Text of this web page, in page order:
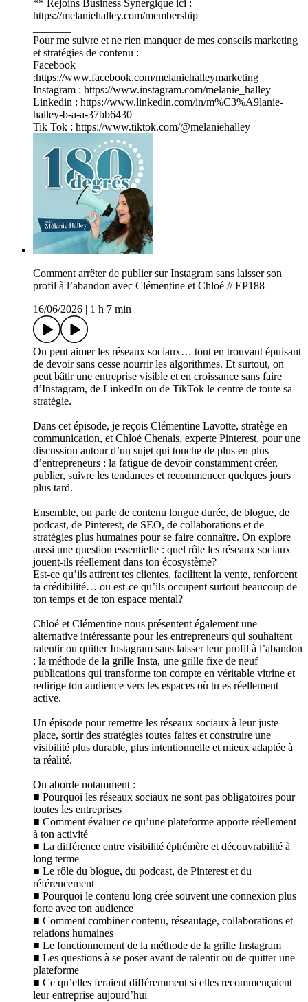
** Rejoins Business Synergique ici :
⁠⁠⁠https://melaniehalley.com/membership ⁠⁠⁠
Pour me suivre et ne rien manquer de mes conseils marketing
et stratégies de contenu :
Facebook
:⁠⁠⁠⁠⁠⁠⁠⁠⁠⁠⁠⁠⁠⁠⁠⁠⁠⁠⁠⁠⁠⁠⁠⁠⁠⁠⁠⁠⁠⁠⁠⁠⁠⁠⁠⁠⁠⁠⁠⁠https://www.facebook.com/melaniehalleymarketing⁠⁠⁠⁠⁠⁠⁠⁠⁠⁠⁠⁠⁠⁠⁠⁠⁠⁠⁠⁠⁠⁠⁠⁠⁠⁠⁠⁠⁠⁠⁠⁠⁠⁠⁠⁠⁠⁠⁠⁠
Instagram : ⁠⁠⁠⁠⁠⁠⁠⁠⁠⁠⁠⁠⁠⁠⁠⁠⁠⁠⁠⁠⁠⁠⁠⁠⁠⁠⁠⁠⁠⁠⁠⁠⁠⁠⁠⁠⁠⁠⁠⁠https://www.instagram.com/melanie_halley⁠⁠⁠⁠⁠⁠⁠⁠⁠⁠⁠⁠⁠⁠⁠⁠⁠⁠⁠⁠⁠⁠⁠⁠⁠⁠⁠⁠⁠⁠⁠⁠⁠⁠⁠⁠⁠⁠⁠⁠
Linkedin : ⁠⁠⁠⁠⁠⁠⁠⁠⁠⁠⁠⁠⁠⁠⁠⁠⁠⁠⁠⁠⁠⁠⁠⁠⁠⁠⁠⁠⁠⁠⁠⁠⁠⁠⁠⁠⁠⁠⁠⁠https://www.linkedin.com/in/m%C3%A9lanie-
halley-b-a-a-37bb6430⁠⁠⁠⁠⁠⁠⁠⁠⁠⁠⁠⁠⁠⁠⁠⁠⁠⁠⁠⁠⁠⁠⁠⁠⁠⁠⁠⁠⁠⁠⁠⁠⁠⁠⁠⁠⁠⁠⁠⁠
Tik Tok :⁠⁠⁠⁠⁠⁠⁠⁠⁠⁠⁠⁠⁠⁠⁠⁠⁠⁠⁠⁠⁠ ⁠⁠⁠⁠⁠⁠⁠⁠⁠⁠⁠⁠⁠⁠⁠⁠⁠⁠⁠https://www.tiktok.com/@melaniehalley⁠⁠⁠⁠⁠⁠⁠⁠⁠⁠⁠⁠⁠⁠⁠⁠⁠⁠
Comment arrêter de publier sur Instagram sans laisser son
profil à l’abandon avec Clémentine et Chloé // EP188
16/06/2026
1 h 7 min
On peut aimer les réseaux sociaux… tout en trouvant épuisant
de devoir sans cesse nourrir les algorithmes. Et surtout, on
peut bâtir une entreprise visible et en croissance sans faire
d’Instagram, de LinkedIn ou de TikTok le centre de toute sa
stratégie.
Dans cet épisode, je reçois Clémentine Lavotte, stratège en
communication, et Chloé Chenais, experte Pinterest, pour une
discussion autour d’un sujet qui touche de plus en plus
d’entrepreneurs : la fatigue de devoir constamment créer,
publier, suivre les tendances et recommencer quelques jours
plus tard.
Ensemble, on parle de contenu longue durée, de blogue, de
podcast, de Pinterest, de SEO, de collaborations et de
stratégies plus humaines pour se faire connaître. On explore
aussi une question essentielle : quel rôle les réseaux sociaux
jouent-ils réellement dans ton écosystème?
Est-ce qu’ils attirent tes clientes, facilitent la vente, renforcent
ta crédibilité… ou est-ce qu’ils occupent surtout beaucoup de
ton temps et de ton espace mental?
Chloé et Clémentine nous présentent également une
alternative intéressante pour les entrepreneurs qui souhaitent
ralentir ou quitter Instagram sans laisser leur profil à l’abandon
: la méthode de la grille Insta, une grille fixe de neuf
publications qui transforme ton compte en véritable vitrine et
redirige ton audience vers les espaces où tu es réellement
active.
Un épisode pour remettre les réseaux sociaux à leur juste
place, sortir des stratégies toutes faites et construire une
visibilité plus durable, plus intentionnelle et mieux adaptée à
ta réalité.
On aborde notamment :
■ Pourquoi les réseaux sociaux ne sont pas obligatoires pour
toutes les entreprises
■ Comment évaluer ce qu’une plateforme apporte réellement
à ton activité
■ La différence entre visibilité éphémère et découvrabilité à
long terme
■ Le rôle du blogue, du podcast, de Pinterest et du
référencement
■ Pourquoi le contenu long crée souvent une connexion plus
forte avec ton audience
■ Comment combiner contenu, réseautage, collaborations et
relations humaines
■ Le fonctionnement de la méthode de la grille Instagram
■ Les questions à se poser avant de ralentir ou de quitter une
plateforme
■ Ce qu’elles feraient différemment si elles recommençaient
leur entreprise aujourd’hui